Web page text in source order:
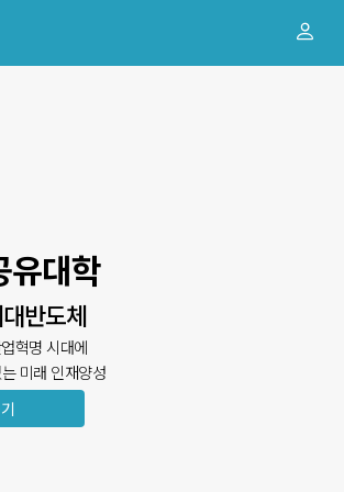
유대학
반도체
혁명 시대에
미래 인재양성